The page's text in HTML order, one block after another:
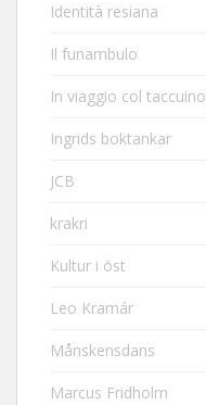
Identità resiana
Il funambulo
In viaggio col taccuino
Ingrids boktankar
JCB
krakri
Kultur i öst
Leo Kramár
Månskensdans
Marcus Fridholm